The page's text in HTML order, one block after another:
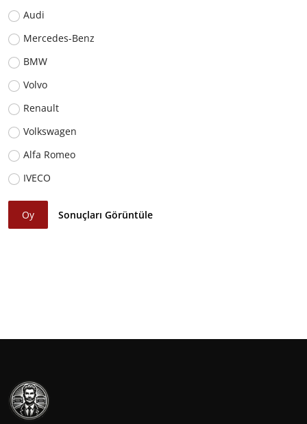
Audi
Mercedes-Benz
BMW
Volvo
Renault
Volkswagen
Alfa Romeo
IVECO
Oy Sonuçları Görüntüle